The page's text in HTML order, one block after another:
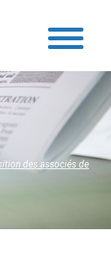
des associés de